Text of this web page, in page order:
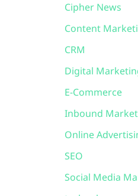
Cipher News
Content
CRM
Digital
E-Commerce
Inbound
Online
SEO
Social Media